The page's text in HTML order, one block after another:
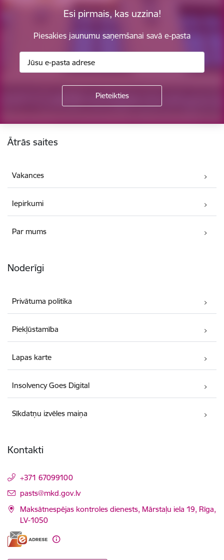
Esi pirmais, kas uzzina!
Piesakies jaunumu saņemšanai savā e-pasta
Ātrās saites
Vakances
Iepirkumi
Par mums
Noderīgi
Privātuma politika
Piekļūstamība
Lapas karte
Insolvency Goes Digital
Sīkdatņu izvēles maiņa
Kontakti
+371 67099100
E-pasts:
pasts@mkd.gov.lv
Maksātnespējas kontroles dienests, Mārstaļu iela 19, Rīga,
LV-1050